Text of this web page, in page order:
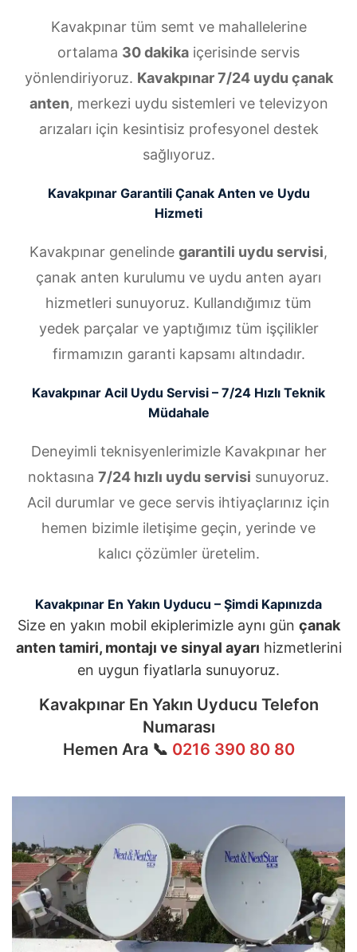
Kavakpınar tüm semt ve mahallelerine
ortalama 30 dakika içerisinde servis
yönlendiriyoruz. Kavakpınar 7/24 uydu çanak
anten, merkezi uydu sistemleri ve televizyon
arızaları için kesintisiz profesyonel destek
sağlıyoruz.
Kavakpınar Garantili Çanak Anten ve Uydu
Hizmeti
Kavakpınar genelinde garantili uydu servisi,
çanak anten kurulumu ve uydu anten ayarı
hizmetleri sunuyoruz. Kullandığımız tüm
yedek parçalar ve yaptığımız tüm işçilikler
firmamızın garanti kapsamı altındadır.
Kavakpınar Acil Uydu Servisi – 7/24 Hızlı Teknik
Müdahale
Deneyimli teknisyenlerimizle Kavakpınar her
noktasına 7/24 hızlı uydu servisi sunuyoruz.
Acil durumlar ve gece servis ihtiyaçlarınız için
hemen bizimle iletişime geçin, yerinde ve
kalıcı çözümler üretelim.
Kavakpınar En Yakın Uyducu – Şimdi Kapınızda
Size en yakın mobil ekiplerimizle aynı gün çanak
anten tamiri, montajı ve sinyal ayarı hizmetlerini
en uygun fiyatlarla sunuyoruz.
Kavakpınar En Yakın Uyducu Telefon
Numarası
Hemen Ara 📞 0216 390 80 80